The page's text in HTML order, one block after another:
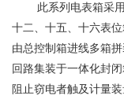
此系列电表箱采用
十二、十五、十六表
由总控制箱进线多箱
回路集装于一体化封
阻止窃电者触及计量